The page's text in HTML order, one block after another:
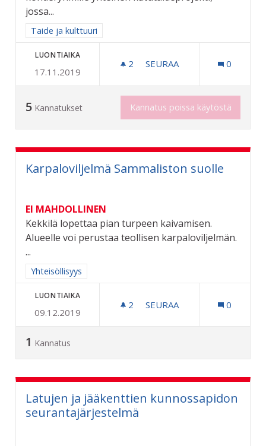
jossa...
Rajaa tulokset aihepiirin mukaan: Taide ja kulttuuri
Taide ja kulttuuri
LUONTIAIKA
17.11.2019
2 2 SEURAAJAA
SEURAA 0
5 Kannatukset Kannatus poissa käytöstä
Karpaloviljelmä Sammaliston suolle
EI MAHDOLLINEN
Kekkilä lopettaa pian turpeen kaivamisen.
Alueelle voi perustaa teollisen karpaloviljelmän.
...
Rajaa tulokset aihepiirin mukaan: Yhteisöllisyys
Yhteisöllisyys
LUONTIAIKA
09.12.2019
2 2 SEURAAJAA
SEURAA 0
1 Kannatus
Latujen ja jääkenttien kunnossapidon
seurantajärjestelmä